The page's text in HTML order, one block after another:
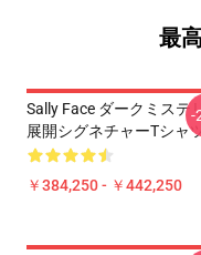
最
Sally Face ダークミステ
展開シグネチャーTシャツ
￥384,250 - ￥442,250
-